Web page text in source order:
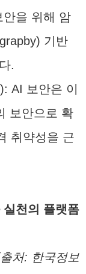
안을 위해 암
기반
.
AI 보안은 이
보안으로 확
취약성을 근
천의 플랫폼
처: 한국정보